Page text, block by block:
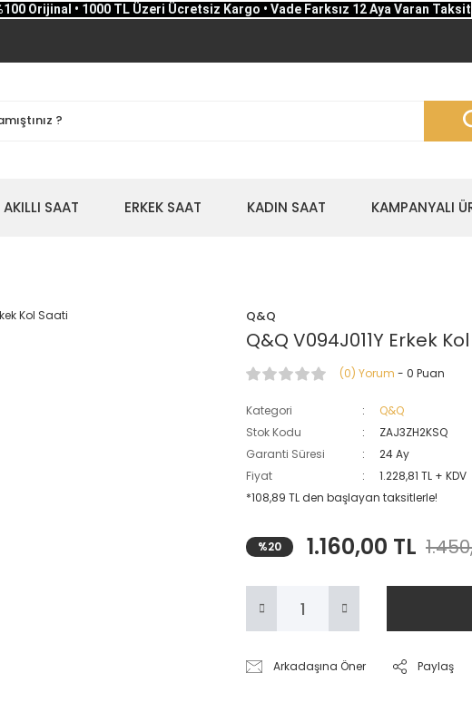
Orijinal • 1000 TL Üzeri Ücretsiz Kargo • Vade Farksız 12 Aya Varan Taksit
AKILLI SAAT ERKEK SAAT KADIN SAAT KAMPANYALI
Q&Q
Q&Q V094J011Y Erkek
(0) Yorum - 0 Puan
Kategori
Q&Q
Stok Kodu
ZAJ3ZH2KSQ
Garanti Süresi
24 Ay
Fiyat
1.228,81 TL + KDV
*108,89 TL den başlayan taksitlerle!
%20 1.160,00 TL
Arkadaşına Öner Paylaş